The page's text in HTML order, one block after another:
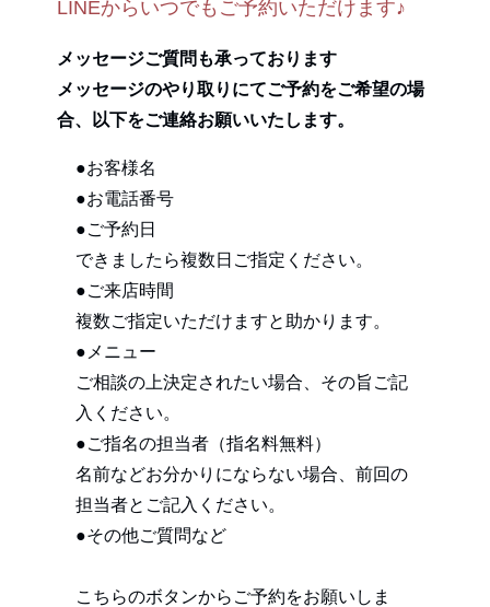
LINEからいつでもご予約いただけます♪
メッセージご質問も承っております
メッセージのやり取りにてご予約をご希望の場
合、以下をご連絡お願いいたします。
●お客様名
●お電話番号
●ご予約日
できましたら複数日ご指定ください。
●ご来店時間
複数ご指定いただけますと助かります。
●メニュー
ご相談の上決定されたい場合、その旨ご記
入ください。
●ご指名の担当者（指名料無料）
名前などお分かりにならない場合、前回の
担当者とご記入ください。
●その他ご質問など
こちらのボタンからご予約をお願いしま